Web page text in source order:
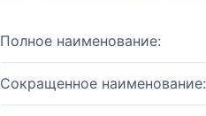
Полное наименование:
Сокращенное наименование: